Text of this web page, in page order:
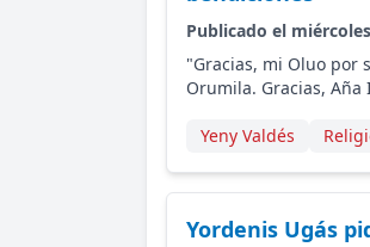
Publicado el
"Gracias, mi Oluo por
Orumila. Gracias,
Yeny Valdés
Yordenis Ugás